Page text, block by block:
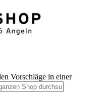
Vorschläge in einer